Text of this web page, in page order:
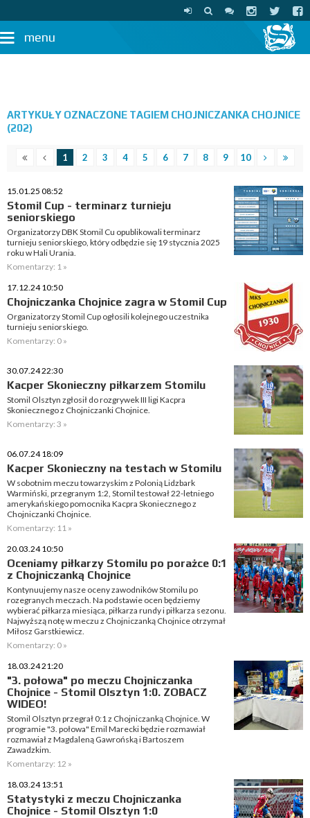
menu
ARTYKUŁY OZNACZONE TAGIEM CHOJNICZANKA CHOJNICE
(202)
1 2 3 4 5 6 7 8 9 10
15.01.25 08:52
Stomil Cup - terminarz turnieju
seniorskiego
Organizatorzy DBK Stomil Cu opublikowali terminarz
turnieju seniorskiego, który odbędzie się 19 stycznia 2025
roku w Hali Urania.
Komentarzy: 1 »
17.12.24 10:50
Chojniczanka Chojnice zagra w Stomil Cup
Organizatorzy Stomil Cup ogłosili kolejnego uczestnika
turnieju seniorskiego.
Komentarzy: 0 »
30.07.24 22:30
Kacper Skonieczny piłkarzem Stomilu
Stomil Olsztyn zgłosił do rozgrywek III ligi Kacpra
Skoniecznego z Chojniczanki Chojnice.
Komentarzy: 3 »
06.07.24 18:09
Kacper Skonieczny na testach w Stomilu
W sobotnim meczu towarzyskim z Polonią Lidzbark
Warmiński, przegranym 1:2, Stomil testował 22-letniego
amerykańskiego pomocnika Kacpra Skoniecznego z
Chojniczanki Chojnice.
Komentarzy: 11 »
20.03.24 10:50
Oceniamy piłkarzy Stomilu po porażce 0:1
z Chojniczanką Chojnice
Kontynuujemy nasze oceny zawodników Stomilu po
rozegranych meczach. Na podstawie ocen będziemy
wybierać piłkarza miesiąca, piłkarza rundy i piłkarza sezonu.
Najwyższą notę w meczu z Chojniczanką Chojnice otrzymał
Miłosz Garstkiewicz.
Komentarzy: 0 »
18.03.24 21:20
"3. połowa" po meczu Chojniczanka
Chojnice - Stomil Olsztyn 1:0. ZOBACZ
WIDEO!
Stomil Olsztyn przegrał 0:1 z Chojniczanką Chojnice. W
programie "3. połowa" Emil Marecki będzie rozmawiał
rozmawiał z Magdaleną Gawrońską i Bartoszem
Zawadzkim.
Komentarzy: 12 »
18.03.24 13:51
Statystyki z meczu Chojniczanka
Chojnice - Stomil Olsztyn 1:0